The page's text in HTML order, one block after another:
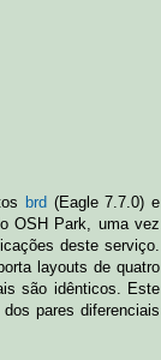
brd (Eagle 7.7.0) e
OSH Park, uma vez
deste serviço.
layouts de quatro
são idênticos. Este
pares diferenciais